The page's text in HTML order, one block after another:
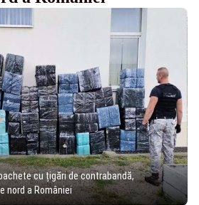
cu țigări de contrabandă,
nord a României